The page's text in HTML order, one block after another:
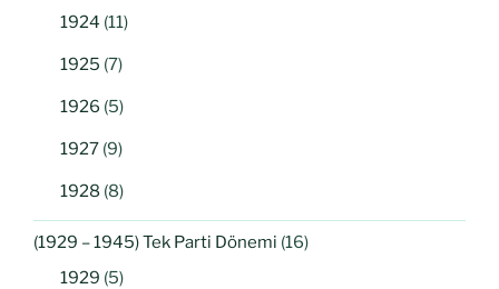
1924 (11)
1925 (7)
1926 (5)
1927 (9)
1928 (8)
(1929 – 1945) Tek Parti Dönemi (16)
1929 (5)